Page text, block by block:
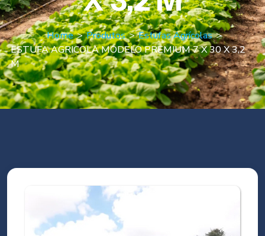
Home > Produtos > Estufas Agrícolas >
ESTUFA AGRICOLA MODELO PREMIUM 7 X 30 X 3,2
M